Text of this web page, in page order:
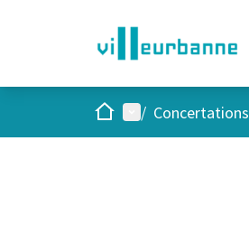
AccueilMenu principal
/ Concertations